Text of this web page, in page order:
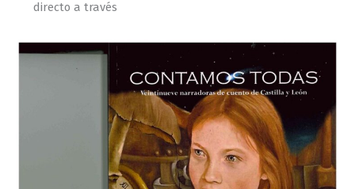
directo a través